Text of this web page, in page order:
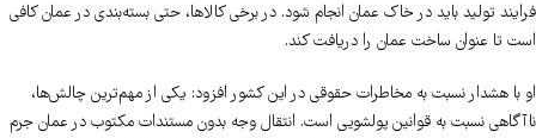
فرایند تولید باید در خاک عمان انجام شود. در برخی کالاها، حتی بسته‌بندی در عمان کافی
است تا عنوان ساخت عمان را دریافت کند.
او با هشدار نسبت به مخاطرات حقوقی در این کشور افزود: یکی از مهم‌ترین چالش‌ها،
ناآگاهی نسبت به قوانین پولشویی است. انتقال وجه بدون مستندات مکتوب در عمان جرم